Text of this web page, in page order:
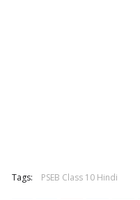
Tags: PSEB Class 10 Hindi